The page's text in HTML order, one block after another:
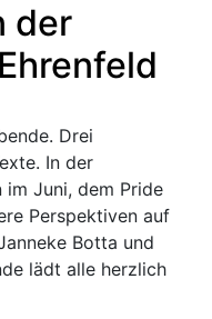
der
Drei
In der
im Juni, dem Pride
Perspektiven auf
Botta und
lädt alle herzlich